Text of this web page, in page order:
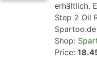
erhältlich.
Step 2 Oil
Shop:
Price: